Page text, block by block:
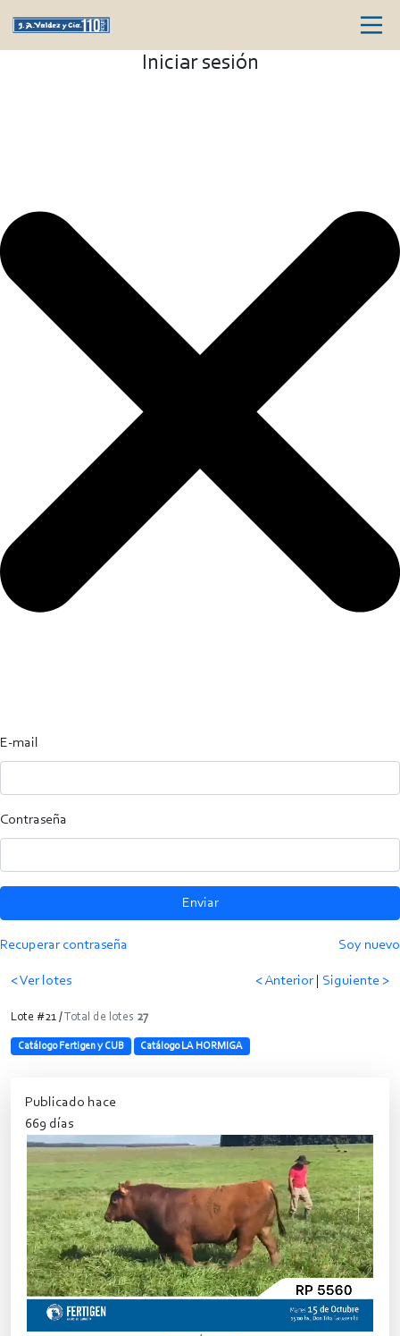
Iniciar sesión
E-mail
Contraseña
Enviar
Recuperar contraseña Soy nuevo
< Ver lotes < Anterior Siguiente >
Lote #21 /Total de lotes 27
Catálogo Fertigen y CUB Catálogo LA HORMIGA
Publicado hace
669 días